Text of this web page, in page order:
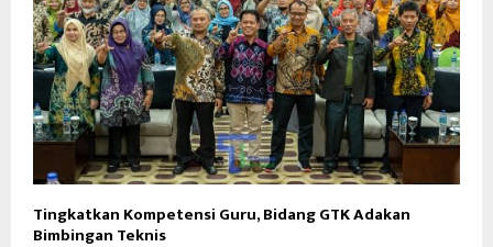
Tingkatkan Kompetensi Guru, Bidang GTK Adakan
Bimbingan Teknis